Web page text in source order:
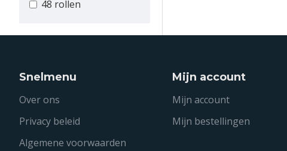
48 rollen
Snelmenu
Over ons
Privacy beleid
Algemene voorwaarden
Mijn account
Mijn account
Mijn bestellingen